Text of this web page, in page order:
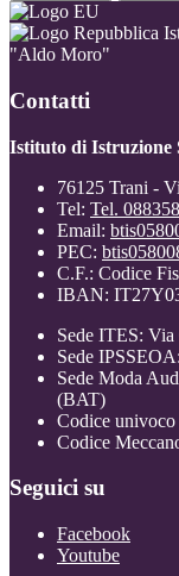
"Aldo Moro"
Contatti
Istituto di Istruzione
76125 Trani -
Tel: Tel.
Email:
PEC:
C.F.: Codice
IBAN:
Sede ITES:
Sede
Sede Moda
(BAT)
Codice
Codice
Seguici su
Facebook
Youtube